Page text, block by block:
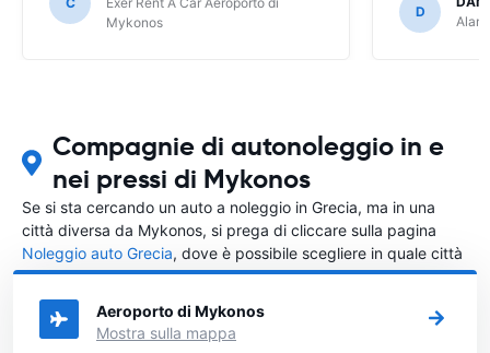
Mykonos
D
Compagnie di autonoleggio in e
nei pressi di Mykonos
Se si sta cercando un auto a noleggio in Grecia, ma in una
città diversa da Mykonos, si prega di cliccare sulla pagina
Noleggio auto Grecia, dove è possibile scegliere in quale città
in Grecia si vuole noleggiare l'auto.
Aeroporto di Mykonos
Mostra sulla mappa